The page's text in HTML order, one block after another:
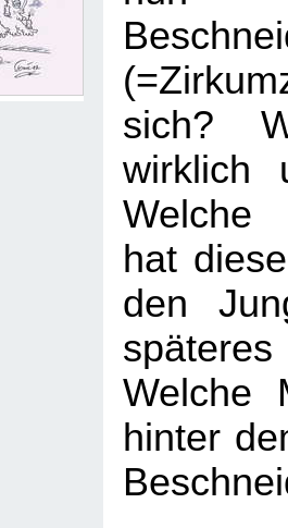
sich?
wirklich
Welche
hat
den
Welche
hinter